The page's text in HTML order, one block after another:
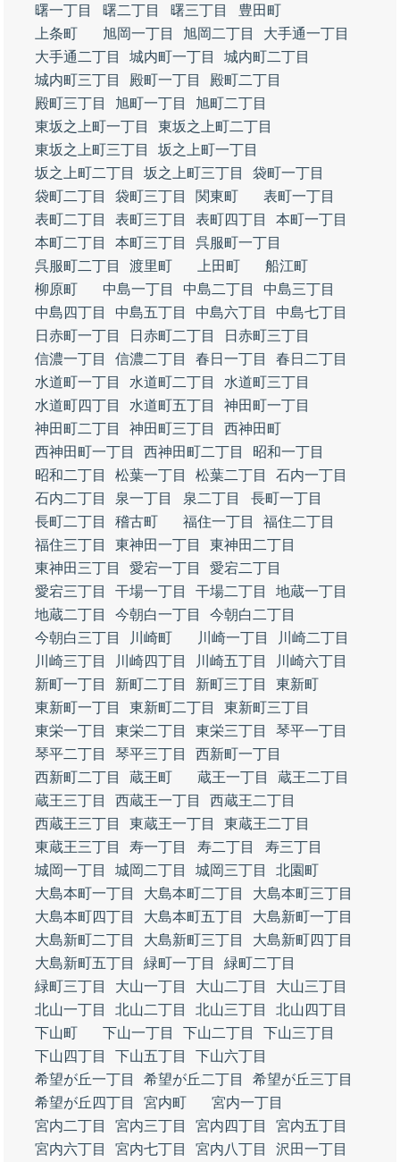
曙一丁目 曙二丁目 曙三丁目
豊田町
上条町
旭岡一丁目 旭岡二丁目
大手通一丁目
大手通二丁目
城内町一丁目
城内町二丁目
城内町三丁目
殿町一丁目
殿町二丁目
殿町三丁目
旭町一丁目
旭町二丁目
東坂之上町一丁目
東坂之上町二丁目
東坂之上町三丁目
坂之上町一丁目
坂之上町二丁目
坂之上町三丁目
袋町一丁目
袋町二丁目
袋町三丁目 関東町
表町一丁目
表町二丁目
表町三丁目 表町四丁目
本町一丁目
本町二丁目
本町三丁目
呉服町一丁目
呉服町二丁目
渡里町 上田町
船江町
柳原町
中島一丁目 中島二丁目
中島三丁目
中島四丁目
中島五丁目 中島六丁目
中島七丁目
日赤町一丁目
日赤町二丁目
日赤町三丁目
信濃一丁目
信濃二丁目 春日一丁目
春日二丁目
水道町一丁目
水道町二丁目
水道町三丁目
水道町四丁目
水道町五丁目
神田町一丁目
神田町二丁目
神田町三丁目
西神田町
西神田町一丁目
西神田町二丁目
昭和一丁目
昭和二丁目
松葉一丁目 松葉二丁目
石内一丁目
石内二丁目
泉一丁目 泉二丁目
長町一丁目
長町二丁目
稽古町 福住一丁目
福住二丁目
福住三丁目
東神田一丁目
東神田二丁目
東神田三丁目
愛宕一丁目
愛宕二丁目
愛宕三丁目
干場一丁目 干場二丁目
地蔵一丁目
地蔵二丁目
今朝白一丁目
今朝白二丁目
今朝白三丁目
川崎町 川崎一丁目
川崎二丁目
川崎三丁目
川崎四丁目 川崎五丁目
川崎六丁目
新町一丁目
新町二丁目 新町三丁目
東新町
東新町一丁目
東新町二丁目
東新町三丁目
東栄一丁目
東栄二丁目 東栄三丁目
琴平一丁目
琴平二丁目
琴平三丁目
西新町一丁目
西新町二丁目
蔵王町 蔵王一丁目
蔵王二丁目
蔵王三丁目
西蔵王一丁目
西蔵王二丁目
西蔵王三丁目
東蔵王一丁目
東蔵王二丁目
東蔵王三丁目
寿一丁目 寿二丁目
寿三丁目
城岡一丁目
城岡二丁目 城岡三丁目
北園町
大島本町一丁目
大島本町二丁目
大島本町三丁目
大島本町四丁目
大島本町五丁目
大島新町一丁目
大島新町二丁目
大島新町三丁目
大島新町四丁目
大島新町五丁目
緑町一丁目
緑町二丁目
緑町三丁目
大山一丁目 大山二丁目
大山三丁目
北山一丁目
北山二丁目 北山三丁目
北山四丁目
下山町
下山一丁目 下山二丁目
下山三丁目
下山四丁目
下山五丁目
下山六丁目
希望が丘一丁目
希望が丘二丁目
希望が丘三丁目
希望が丘四丁目
宮内町
宮内一丁目
宮内二丁目
宮内三丁目 宮内四丁目
宮内五丁目
宮内六丁目
宮内七丁目 宮内八丁目
沢田一丁目